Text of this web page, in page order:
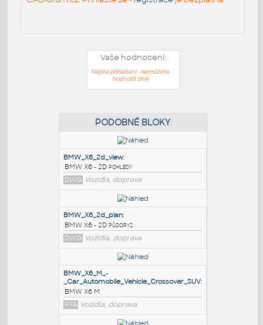
Vaše hodnocení:
Nejste přihlášeni - nemůžete
hodnotit blok
PODOBNÉ BLOKY
BMW_X6_2d_view:
BMW X6 - 2D pohledy
DWG Vozidla, doprava
BMW_X6_2d_plan